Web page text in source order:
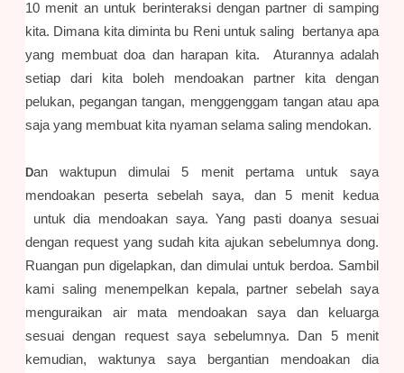
10 menit an untuk berinteraksi dengan partner di samping
kita. Dimana kita diminta bu Reni untuk saling bertanya apa
yang membuat doa dan harapan kita. Aturannya adalah
setiap dari kita boleh mendoakan partner kita dengan
pelukan, pegangan tangan, menggenggam tangan atau apa
saja yang membuat kita nyaman selama saling mendokan.
Dan waktupun dimulai 5 menit pertama untuk saya
mendoakan peserta sebelah saya, dan 5 menit kedua
untuk dia mendoakan saya. Yang pasti doanya sesuai
dengan request yang sudah kita ajukan sebelumnya dong.
Ruangan pun digelapkan, dan dimulai untuk berdoa. Sambil
kami saling menempelkan kepala, partner sebelah saya
menguraikan air mata mendoakan saya dan keluarga
sesuai dengan request saya sebelumnya. Dan 5 menit
kemudian, waktunya saya bergantian mendoakan dia